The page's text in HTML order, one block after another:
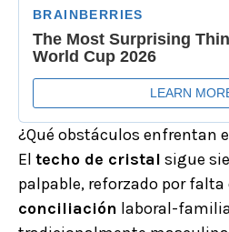
¿Qué obstáculos enfrentan
El techo de cristal sigue
palpable, reforzado por falta
conciliación laboral-